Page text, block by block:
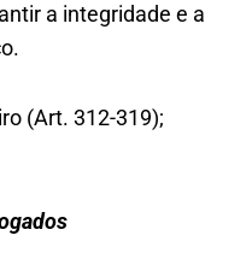
a integridade e a
(Art. 312-319);